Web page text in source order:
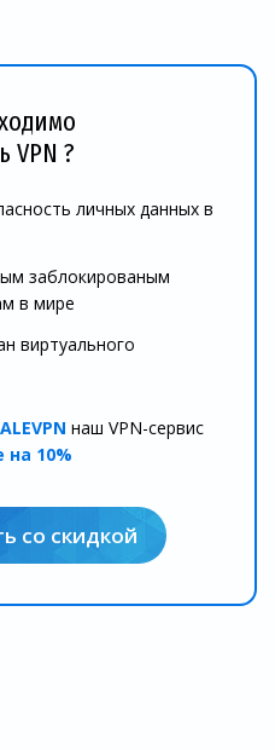
VPN ?
личных данных в
заблокированым
в мире
виртуального
наш VPN-сервис
10%
со скидкой